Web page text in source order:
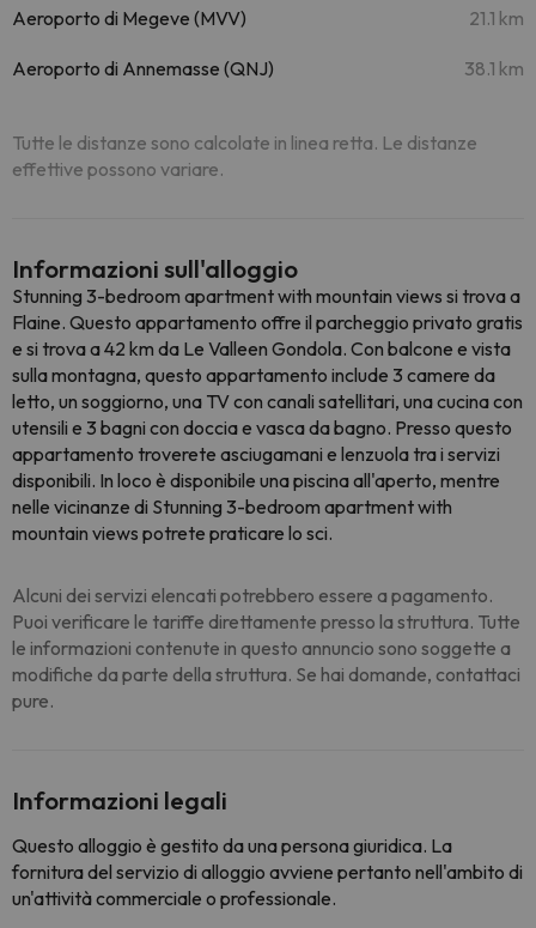
Aeroporto di Megeve (MVV) 21.1 km
Aeroporto di Annemasse (QNJ) 38.1 km
Tutte le distanze sono calcolate in linea retta. Le distanze
effettive possono variare.
Informazioni sull'alloggio
Stunning 3-bedroom apartment with mountain views si trova a
Flaine. Questo appartamento offre il parcheggio privato gratis
e si trova a 42 km da Le Valleen Gondola. Con balcone e vista
sulla montagna, questo appartamento include 3 camere da
letto, un soggiorno, una TV con canali satellitari, una cucina con
utensili e 3 bagni con doccia e vasca da bagno. Presso questo
appartamento troverete asciugamani e lenzuola tra i servizi
disponibili. In loco è disponibile una piscina all'aperto, mentre
nelle vicinanze di Stunning 3-bedroom apartment with
mountain views potrete praticare lo sci.
Alcuni dei servizi elencati potrebbero essere a pagamento.
Puoi verificare le tariffe direttamente presso la struttura. Tutte
le informazioni contenute in questo annuncio sono soggette a
modifiche da parte della struttura. Se hai domande, contattaci
pure.
Informazioni legali
Questo alloggio è gestito da una persona giuridica. La
fornitura del servizio di alloggio avviene pertanto nell'ambito di
un'attività commerciale o professionale.